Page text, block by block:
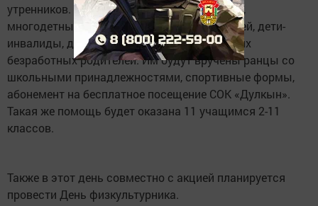
утренников. Это дети из малообеспеченных,
многодетных семей, дети из приемных семей, дети-
инвалиды, дети, воспитывающиеся в семьях
безработных родителей. Им будут вручены ранцы со
школьными принадлежностями, спортивные формы,
абонемент на бесплатное посещение СОК «Дулкын».
Такая же помощь будет оказана 11 учащимся 2-11
классов.
Также в этот день совместно с акцией планируется
провести День физкультурника.